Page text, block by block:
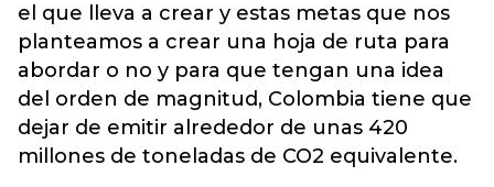
el que lleva a crear y estas metas que nos
planteamos a crear una hoja de ruta para
abordar o no y para que tengan una idea
del orden de magnitud, Colombia tiene que
dejar de emitir alrededor de unas 420
millones de toneladas de CO2 equivalente.